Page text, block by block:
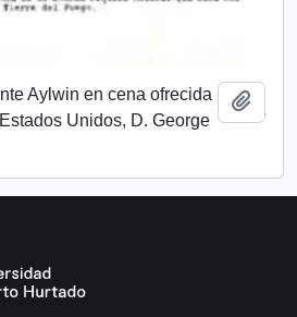
Aylwin en cena ofrecida
Unidos, D. George